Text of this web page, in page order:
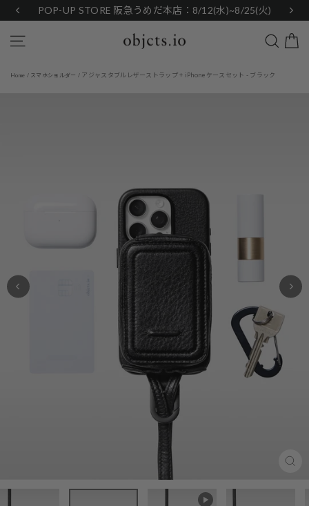
content
POP-UP STORE 阪急うめだ本店：8/12(水)~8/25(火)
Search
Home / スマホショルダー / アジャスタブルレザーストラップ + iPhoneケースセット - ブラック